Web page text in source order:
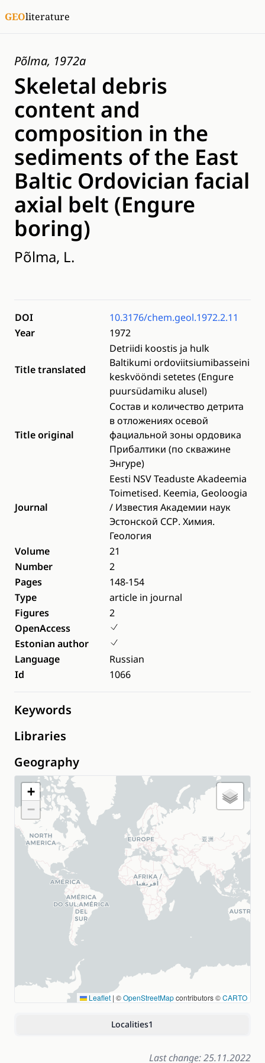
GEOliterature
Põlma, 1972a
Skeletal debris
content and
composition in the
sediments of the East
Baltic Ordovician facial
axial belt (Engure
boring)
Põlma, L.
DOI
10.3176/chem.geol.1972.2.11
Year
1972
Title translated
Detriidi koostis ja hulk
Baltikumi ordoviitsiumibasseini
keskvööndi setetes (Engure
puursüdamiku alusel)
Title original
Состав и количество детрита
в отложениях осевой
фациальной зоны ордовика
Прибалтики (по скважине
Энгуре)
Journal
Eesti NSV Teaduste Akadeemia
Toimetised. Keemia, Geoloogia
/ Известия Академии наук
Эстонской ССР. Химия.
Геология
Volume
21
Number
2
Pages
148-154
Type
article in journal
Figures
2
OpenAccess
Estonian author
Language
Russian
Id
1066
Keywords
Libraries
Geography
+
−
Leaflet | ©OpenStreetMapcontributors ©CARTO
Localities1
Last change: 25.11.2022